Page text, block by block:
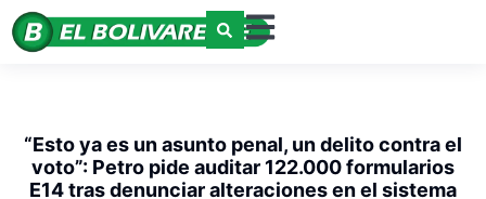
“Esto ya es un asunto penal, un delito contra el
voto”: Petro pide auditar 122.000 formularios
E14 tras denunciar alteraciones en el sistema